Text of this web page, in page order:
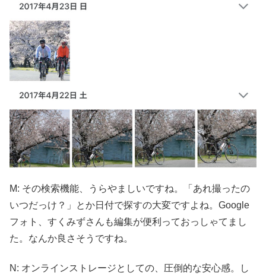
M: その検索機能、うらやましいですね。「あれ撮ったの
いつだっけ？」とか日付で探すの大変ですよね。Google
フォト、すくみずさんも編集が便利っておっしゃてまし
た。なんか良さそうですね。
N: オンラインストレージとしての、圧倒的な安心感。し